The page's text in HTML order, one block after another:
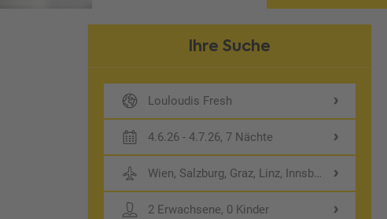
Ihre Suche
Louloudis Fresh
4.6.26 - 4.7.26, 7 Nächte
Wien, Salzburg, Graz, Linz, Innsbruck, München
2 Erwachsene, 0 Kinder